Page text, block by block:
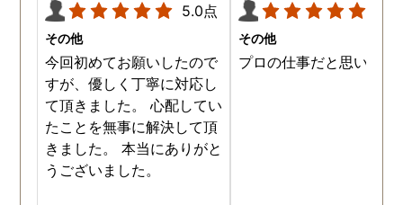
5.0点
その他
今回初めてお願いしたので
すが、優しく丁寧に対応し
て頂きました。 心配してい
たことを無事に解決して頂
きました。 本当にありがと
うございました。
その他
プロの仕事だと思います